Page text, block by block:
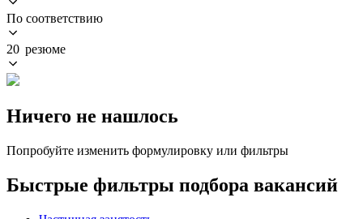
По соответствию
20 резюме
Ничего не нашлось
Попробуйте изменить формулировку или фильтры
Быстрые фильтры подбора вакансий